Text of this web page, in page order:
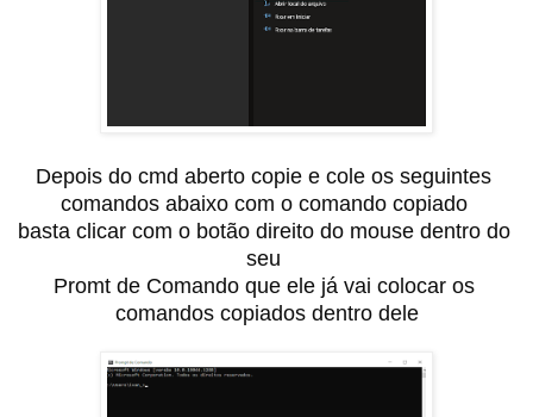
Depois do cmd aberto copie e cole os seguintes
comandos abaixo com o comando copiado
basta clicar com o botão direito do mouse dentro do
seu
Promt de Comando que ele já vai colocar os
comandos copiados dentro dele